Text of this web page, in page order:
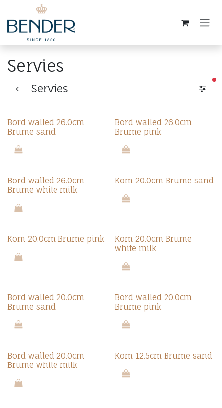
Overslaan naar inhoud
Servies
Servies
Bord walled 26.0cm
Brume sand
Bord walled 26.0cm
Brume pink
Bord walled 26.0cm
Brume white milk
Kom 20.0cm Brume sand
Kom 20.0cm Brume pink
Kom 20.0cm Brume
white milk
Bord walled 20.0cm
Brume sand
Bord walled 20.0cm
Brume pink
Bord walled 20.0cm
Brume white milk
Kom 12.5cm Brume sand